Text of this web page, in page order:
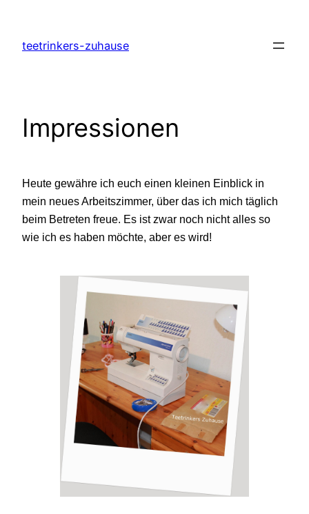
springen
teetrinkers-zuhause
Impressionen
Heute gewähre ich euch einen kleinen Einblick in
mein neues Arbeitszimmer, über das ich mich täglich
beim Betreten freue. Es ist zwar noch nicht alles so
wie ich es haben möchte, aber es wird!